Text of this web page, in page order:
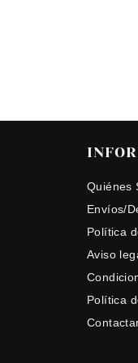
Quiénes
Envíos/
Política
Aviso
Política